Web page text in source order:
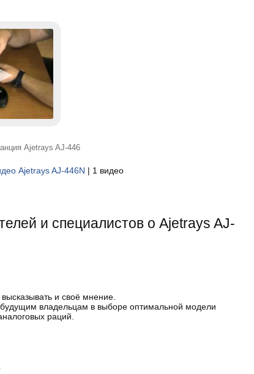
Ajetrays AJ-446
Ajetrays AJ-446N | 1 видео
и специалистов о Ajetrays AJ-
и своё мнение.
владельцам в выборе оптимальной модели
раций.